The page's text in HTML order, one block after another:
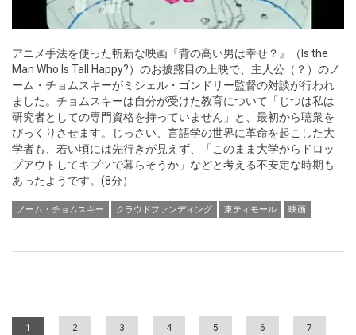
アニメ手法を使った斬新な映画『背の高い男は幸せ？』（Is the
Man Who Is Tall Happy?）のお披露目の上映で、主人公（？）のノ
ーム・チョムスキーがミシェル・ゴンドリー監督の対談が行われ
ました。チョムスキーは自分が受けた教育について「じつは私は
研究者としての専門資格を持っていません」と、最初から聴衆を
びっくりさせます。じっさい、言語学の世界に革命を起こした大
学者も、若い頃には先行きが見えず、「このまま大学からドロッ
プアウトしてキブツで暮らそうか」などと考える不安定な時期も
あったようです。(8分）
ノーム・チョムスキー クラウドファンディング 東ティモール 映画
Pages
1 2 3 4 5 6 7